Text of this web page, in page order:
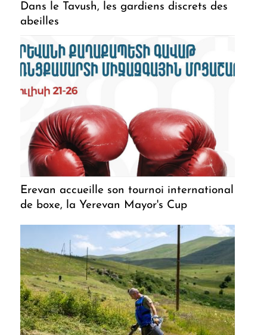
Dans le Tavush, les gardiens discrets des
abeilles
Erevan accueille son tournoi international
de boxe, la Yerevan Mayor's Cup